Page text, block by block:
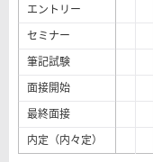
エントリー
セミナー
筆記試験
面接開始
最終面接
内定（内々定）